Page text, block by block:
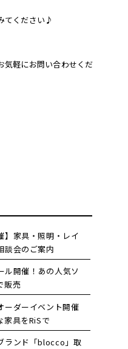
てください♪
気軽にお問い合わせくだ
】家具・照明・レイ
談会のご案内
ル開催！あの人気ソ
販売
ーダーイベント開催
家具をRiSで
ランド「blocco」取